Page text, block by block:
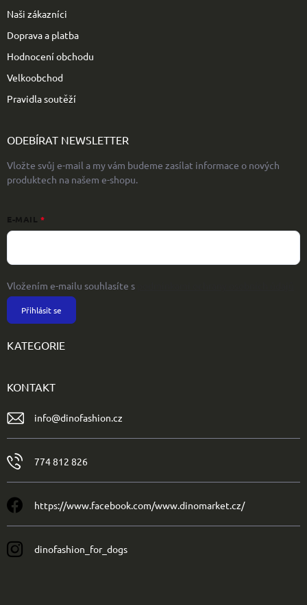
Naši zákazníci
Doprava a platba
Hodnocení obchodu
Velkoobchod
Pravidla soutěží
ODEBÍRAT NEWSLETTER
Vložte svůj e-mail a my vám budeme zasílat informace o nových
produktech na našem e-shopu.
E-MAIL
Vložením e-mailu souhlasíte s
Přihlásit se
KATEGORIE
KONTAKT
info@dinofashion.cz
774 812 826
https://www.facebook.com/www.dinomarket.cz/
dinofashion_for_dogs